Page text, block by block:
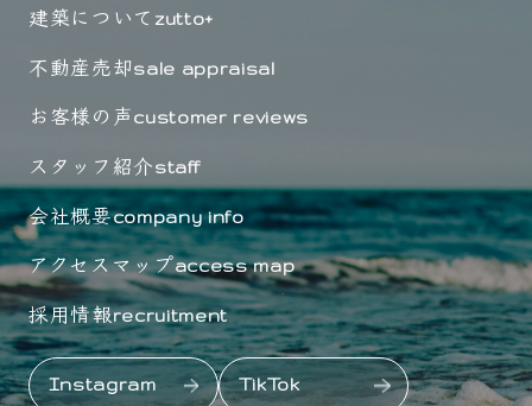
建築について zutto+
不動産売却sale appraisal
お客様の声customer reviews
スタッフ紹介staff
会社概要company info
アクセスマップaccess map
採用情報recruitment
Instagram TikTok